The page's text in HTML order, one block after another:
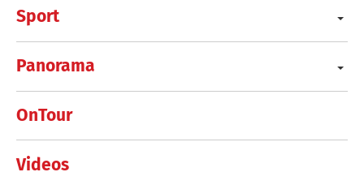
Sport
Panorama
OnTour
Videos